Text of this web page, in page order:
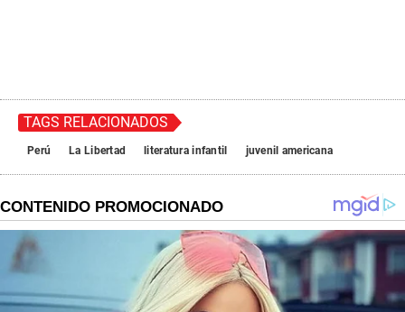
TAGS RELACIONADOS
Perú La Libertad literatura infantil juvenil americana